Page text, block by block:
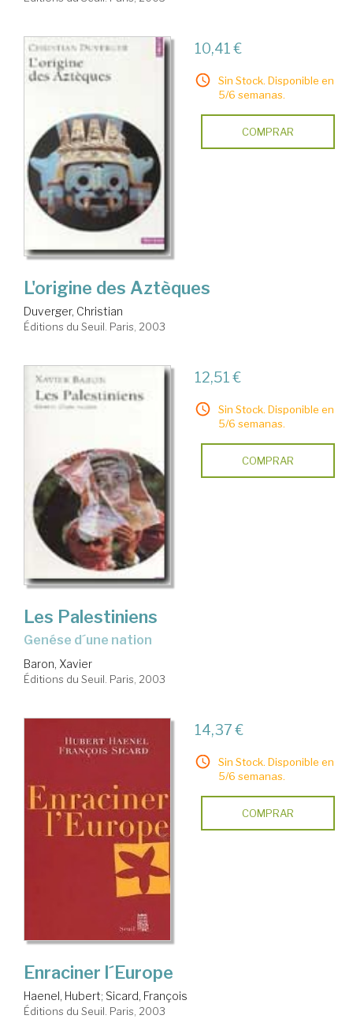
10,41 €
Sin Stock. Disponible en
5/6 semanas.
COMPRAR
L'origine des Aztèques
Duverger, Christian
Éditions du Seuil. Paris, 2003
12,51 €
Sin Stock. Disponible en
5/6 semanas.
COMPRAR
Les Palestiniens
genése d´une nation
Baron, Xavier
Éditions du Seuil. Paris, 2003
14,37 €
Sin Stock. Disponible en
5/6 semanas.
COMPRAR
Enraciner l´Europe
Haenel, Hubert; Sicard, François
Éditions du Seuil. Paris, 2003